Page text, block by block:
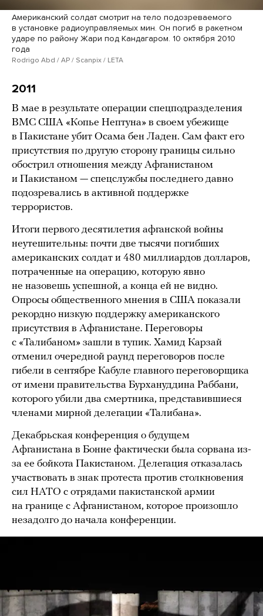
Американский солдат смотрит на тело подозреваемого
в установке радиоуправляемых мин. Он погиб в ракетном
ударе по району Жари под Кандагаром. 10 октября 2010
года
Rodrigo Abd / AP / Scanpix / LETA
2011
В мае в результате операции спецподразделения
ВМС США «Копье Нептуна» в своем убежище
в Пакистане убит Осама бен Ладен. Сам факт его
присутствия по другую сторону границы сильно
обострил отношения между Афганистаном
и Пакистаном — спецслужбы последнего давно
подозревались в активной поддержке
террористов.
Итоги первого десятилетия афганской войны
неутешительны: почти две тысячи погибших
американских солдат и 480 миллиардов долларов,
потраченные на операцию, которую явно
не назовешь успешной, а конца ей не видно.
Опросы общественного мнения в США показали
рекордно низкую поддержку американского
присутствия в Афганистане. Переговоры
с «Талибаном» зашли в тупик. Хамид Карзай
отменил очередной раунд переговоров после
гибели в сентябре Кабуле главного переговорщика
от имени правительства Бурхануддина Раббани,
которого убили два смертника, представившиеся
членами мирной делегации «Талибана».
Декабрьская конференция о будущем
Афганистана в Бонне фактически была сорвана из-
за ее бойкота Пакистаном. Делегация отказалась
участвовать в знак протеста против столкновения
сил НАТО с отрядами пакистанской армии
на границе с Афганистаном, которое произошло
незадолго до начала конференции.